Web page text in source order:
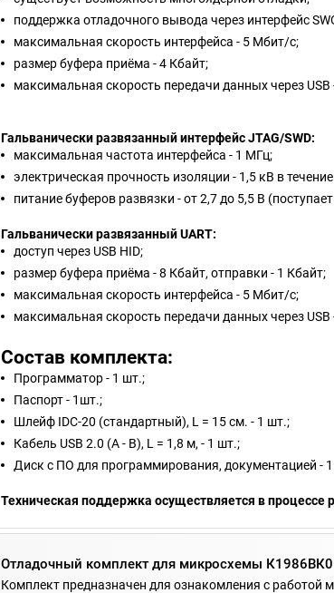
поддержка отладочного вывода через интерфейс
максимальная скорость интерфейса - 5 Мбит/с;
размер буфера приёма - 4 Кбайт;
максимальная скорость передачи данных через USB
Гальванически развязанный интерфейс JTAG/SWD:
максимальная частота интерфейса - 1 МГц;
электрическая прочность изоляции - 1,5 кВ в
питание буферов развязки - от 2,7 до 5,5 В
Гальванически развязанный UART:
доступ через USB HID;
размер буфера приёма - 8 Кбайт, отправки - 1 Кбайт;
максимальная скорость интерфейса - 5 Мбит/с;
максимальная скорость передачи данных через USB
Состав комплекта:
Программатор - 1 шт.;
Паспорт - 1шт.;
Шлейф IDC-20 (стандартный), L = 15 см. - 1 шт.;
Кабель USB 2.0 (A - B), L = 1,8 м, - 1 шт.;
Диск с ПО для программирования, документацией -
Техническая поддержка осуществляется в
Отладочный комплект для микросхемы
Комплект предназначен для ознакомления с работой